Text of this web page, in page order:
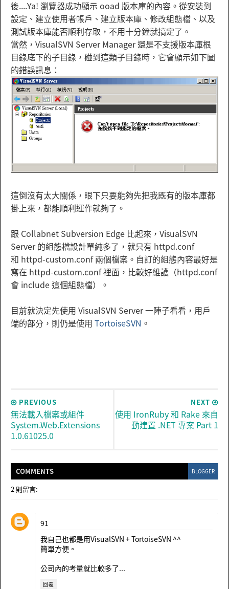
後....Ya! 瀏覽器成功顯示 ooad 版本庫的內容。從安裝到
設定、建立使用者帳戶、建立版本庫、修改組態檔、以及
測試版本庫能否順利存取，不用十分鐘就搞定了。
當然，VisualSVN Server Manager 還是不支援版本庫根
目錄底下的子目錄，碰到這類子目錄時，它會顯示如下圖
的錯誤訊息：
這倒沒有太大關係，眼下只要能夠先把我既有的版本庫都
掛上來，都能順利運作就夠了。
跟 Collabnet Subversion Edge 比起來，VisualSVN
Server 的組態檔設計單純多了，就只有 httpd.conf
和 httpd-custom.conf 兩個檔案。自訂的組態內容最好是
寫在 httpd-custom.conf 裡面，比較好維護（httpd.conf
會 include 這個組態檔）。
目前就決定先使用 VisualSVN Server 一陣子看看，用戶
端的部分，則仍是使用 TortoiseSVN 。
NEXT
使用 IronRuby 和 Rake 來自
動建置 .NET 專案 Part 1
PREVIOUS
無法載入檔案或組件
System.Web.Extensions
1.0.61025.0
COMMENTS BLOGGER
2 則留言:
91
我自己也都是用VisualSVN + TortoiseSVN ^^
簡單方便。
公司內的考量就比較多了...
回覆